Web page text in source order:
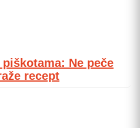
Ne peče
recept